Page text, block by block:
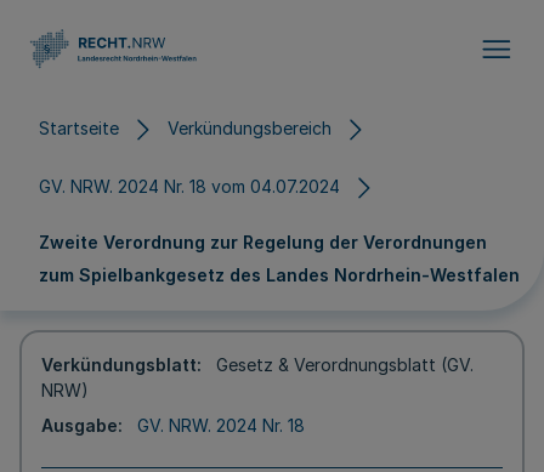
Startseite Verkündungsbereich
GV. NRW. 2024 Nr. 18 vom 04.07.2024
Zweite Verordnung zur Regelung der Verordnungen
zum Spielbankgesetz des Landes Nordrhein-Westfalen
Verkündungsblatt
Gesetz & Verordnungsblatt (GV.
NRW)
Ausgabe
GV. NRW. 2024 Nr. 18